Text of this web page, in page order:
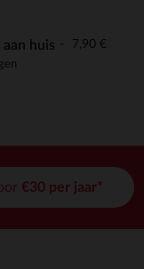
beheren, en
aan huis 7,90 €
€30 per jaar*